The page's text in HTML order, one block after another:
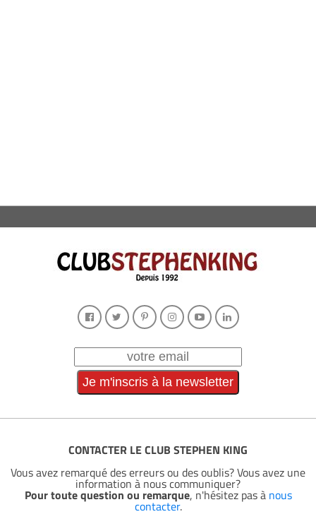
CONTACTER LE CLUB STEPHEN KING
Vous avez remarqué des erreurs ou des oublis? Vous avez une
information à nous communiquer?
Pour toute question ou remarque, n'hésitez pas à nous
contacter.